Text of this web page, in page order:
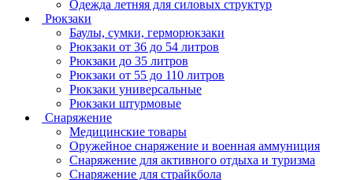
Одежда летняя для силовых структур
Рюкзаки
Баулы, сумки, герморюкзаки
Рюкзаки от 36 до 54 литров
Рюкзаки до 35 литров
Рюкзаки от 55 до 110 литров
Рюкзаки универсальные
Рюкзаки штурмовые
Снаряжение
Медицинские товары
Оружейное снаряжение и военная аммуниция
Снаряжение для активного отдыха и туризма
Снаряжение для страйкбола